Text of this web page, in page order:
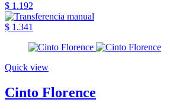
$ 1.192
$ 1.341
Quick view
Cinto Florence